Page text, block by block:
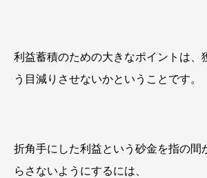
利益蓄積のための大きなポイントは、
う目減りさせないかということです。
折角手にした利益という砂金を指の間
らさないようにするには、